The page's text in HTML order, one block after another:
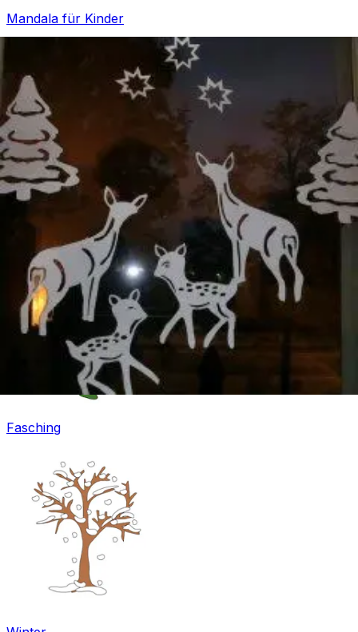
Mandala für Kinder
Ostern
Fasching